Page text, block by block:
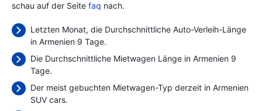
schau auf der Seite faq nach.
Letzten Monat, die Durchschnittliche Auto-Verleih-Länge
in Armenien 9 Tage.
Die Durchschnittliche Mietwagen Länge in Armenien 9
Tage.
Der meist gebuchten Mietwagen-Typ derzeit in Armenien
SUV cars.